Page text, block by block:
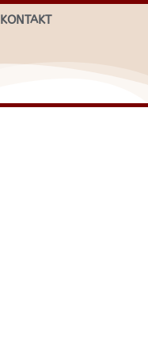
KONTAKT